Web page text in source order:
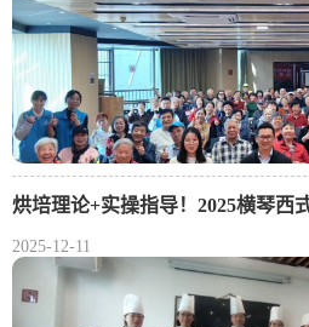
烘培理论+实操指导！2025横琴西
2025-12-11